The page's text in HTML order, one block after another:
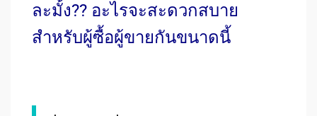
ละมั้ง?? อะไรจะสะดวกสบาย
สำหรับผู้ซื้อผู้ขายกันขนาดนี้